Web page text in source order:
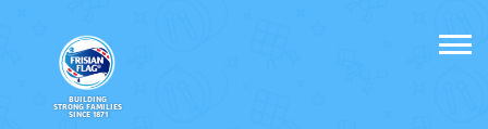
BUILDING
STRONG FAMILIES
SINCE 1871